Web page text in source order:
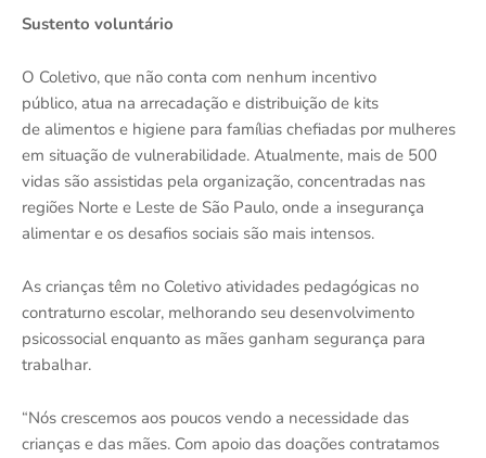
Sustento voluntário
O Coletivo, que não conta com nenhum incentivo
público, atua na arrecadação e distribuição de kits
de alimentos e higiene para famílias chefiadas por mulheres
em situação de vulnerabilidade. Atualmente, mais de 500
vidas são assistidas pela organização, concentradas nas
regiões Norte e Leste de São Paulo, onde a insegurança
alimentar e os desafios sociais são mais intensos.
As crianças têm no Coletivo atividades pedagógicas no
contraturno escolar, melhorando seu desenvolvimento
psicossocial enquanto as mães ganham segurança para
trabalhar.
“Nós crescemos aos poucos vendo a necessidade das
crianças e das mães. Com apoio das doações contratamos